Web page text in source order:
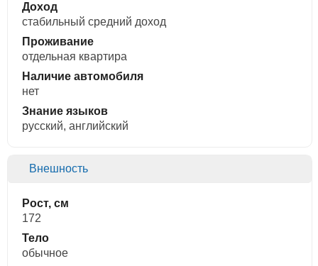
Доход
стабильный средний доход
Проживание
отдельная квартира
Наличие автомобиля
нет
Знание языков
русский, английский
Внешность
Рост, см
172
Тело
обычное